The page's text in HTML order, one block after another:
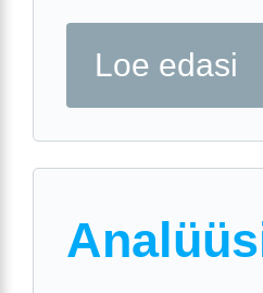
Loe edasi